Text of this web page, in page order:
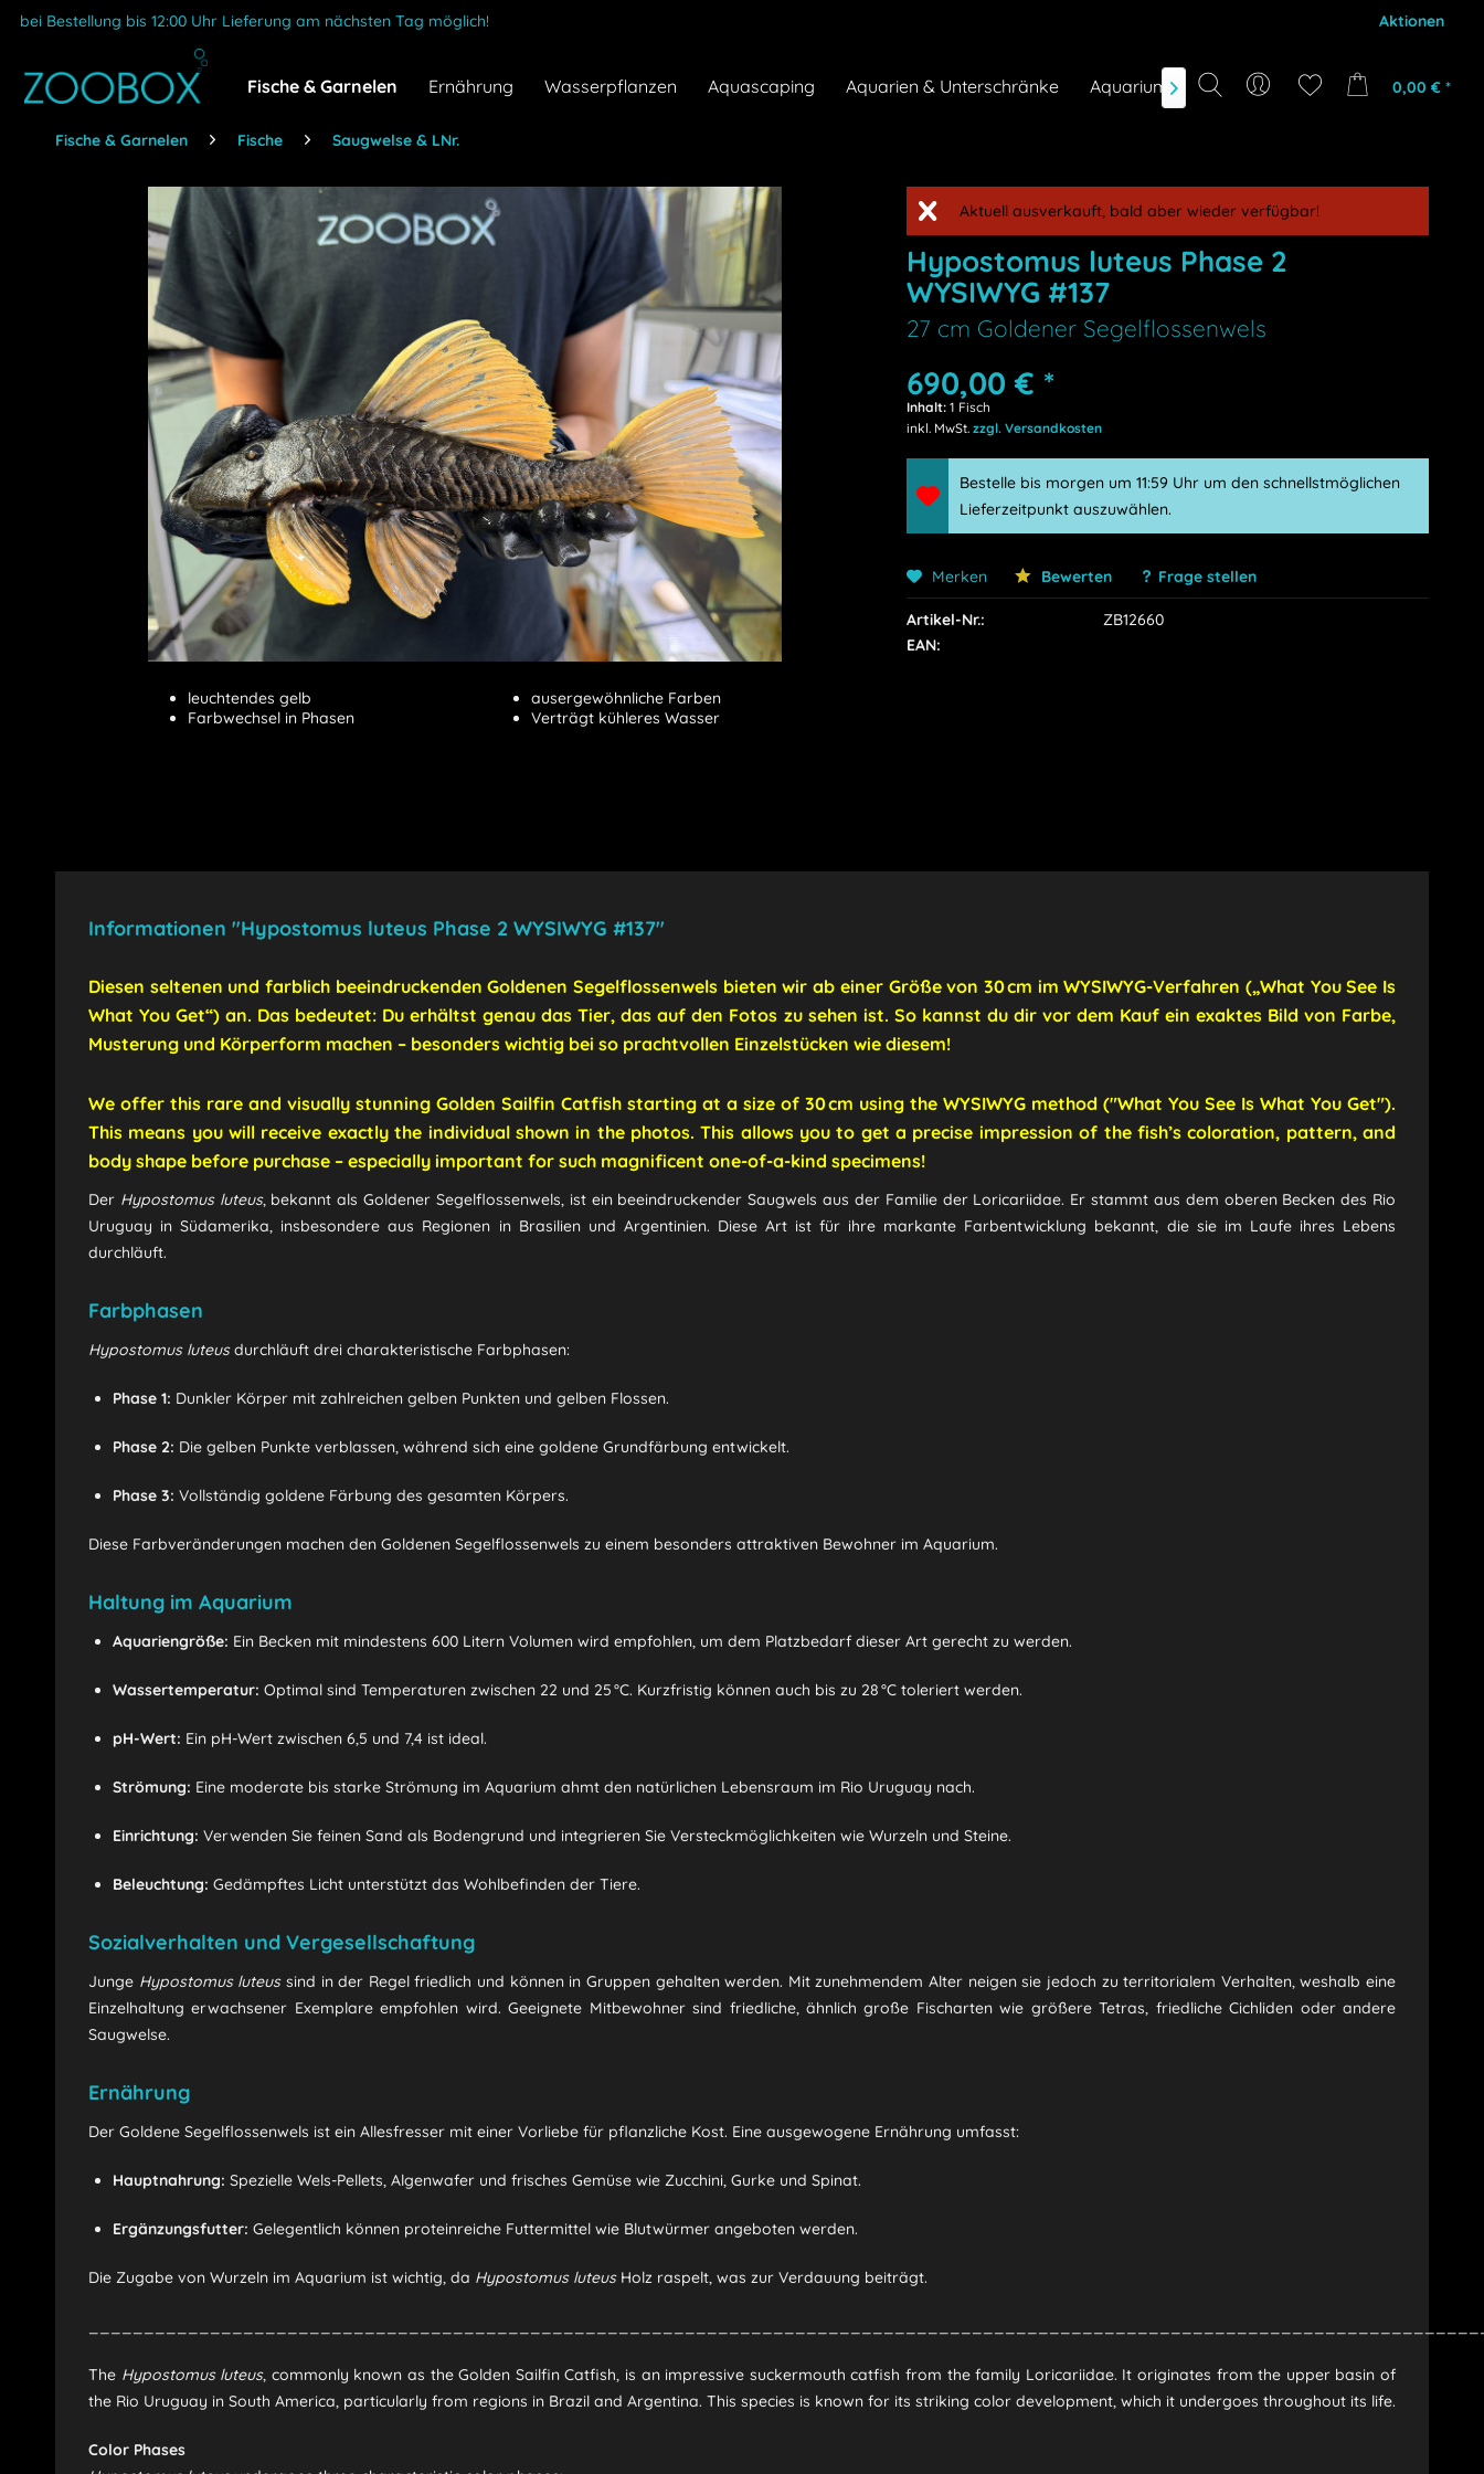
bei Bestellung bis 12:00 Uhr Lieferung am nächsten Tag möglich! Aktionen
0,00 € *
Fische & Garnelen Ernährung Wasserpflanzen Aquascaping Aquarien & Unterschränke Aquarium-Zubehör Gutscheine Marken

Fische & Garnelen Fische Saugwelse & LNr.
leuchtendes gelb
ausergewöhnliche Farben
Farbwechsel in Phasen
Verträgt kühleres Wasser
Aktuell ausverkauft, bald aber wieder verfügbar!
Hypostomus luteus Phase 2
WYSIWYG #137
27 cm Goldener Segelflossenwels
690,00 € *
Inhalt:1 Fisch
inkl. MwSt.zzgl. Versandkosten
Bestelle bis morgen um 11:59 Uhr um den schnellstmöglichen
Lieferzeitpunkt auszuwählen.
Merken Bewerten Frage stellen
Artikel-Nr.:
ZB12660
EAN:
Informationen "Hypostomus luteus Phase 2 WYSIWYG #137"
Diesen seltenen und farblich beeindruckenden Goldenen Segelflossenwels bieten wir ab einer Größe von 30 cm im WYSIWYG-Verfahren („What You See Is
What You Get“) an. Das bedeutet: Du erhältst genau das Tier, das auf den Fotos zu sehen ist. So kannst du dir vor dem Kauf ein exaktes Bild von Farbe,
Musterung und Körperform machen – besonders wichtig bei so prachtvollen Einzelstücken wie diesem!
We offer this rare and visually stunning Golden Sailfin Catfish starting at a size of 30 cm using the WYSIWYG method ("What You See Is What You Get").
This means you will receive exactly the individual shown in the photos. This allows you to get a precise impression of the fish’s coloration, pattern, and
body shape before purchase – especially important for such magnificent one-of-a-kind specimens!
Der Hypostomus luteus, bekannt als Goldener Segelflossenwels, ist ein beeindruckender Saugwels aus der Familie der Loricariidae. Er stammt aus dem oberen Becken des Rio
Uruguay in Südamerika, insbesondere aus Regionen in Brasilien und Argentinien. Diese Art ist für ihre markante Farbentwicklung bekannt, die sie im Laufe ihres Lebens
durchläuft.
Farbphasen
Hypostomus luteusdurchläuft drei charakteristische Farbphasen:
Phase 1: Dunkler Körper mit zahlreichen gelben Punkten und gelben Flossen.
Phase 2: Die gelben Punkte verblassen, während sich eine goldene Grundfärbung entwickelt.
Phase 3: Vollständig goldene Färbung des gesamten Körpers.
Diese Farbveränderungen machen den Goldenen Segelflossenwels zu einem besonders attraktiven Bewohner im Aquarium.
Haltung im Aquarium
Aquariengröße: Ein Becken mit mindestens 600 Litern Volumen wird empfohlen, um dem Platzbedarf dieser Art gerecht zu werden.
Wassertemperatur: Optimal sind Temperaturen zwischen 22 und 25 °C. Kurzfristig können auch bis zu 28 °C toleriert werden.
pH-Wert: Ein pH-Wert zwischen 6,5 und 7,4 ist ideal.
Strömung: Eine moderate bis starke Strömung im Aquarium ahmt den natürlichen Lebensraum im Rio Uruguay nach.
Einrichtung: Verwenden Sie feinen Sand als Bodengrund und integrieren Sie Versteckmöglichkeiten wie Wurzeln und Steine.
Beleuchtung: Gedämpftes Licht unterstützt das Wohlbefinden der Tiere.
Sozialverhalten und Vergesellschaftung
Junge Hypostomus luteussind in der Regel friedlich und können in Gruppen gehalten werden. Mit zunehmendem Alter neigen sie jedoch zu territorialem Verhalten, weshalb eine
Einzelhaltung erwachsener Exemplare empfohlen wird. Geeignete Mitbewohner sind friedliche, ähnlich große Fischarten wie größere Tetras, friedliche Cichliden oder andere
Saugwelse.
Ernährung
Der Goldene Segelflossenwels ist ein Allesfresser mit einer Vorliebe für pflanzliche Kost. Eine ausgewogene Ernährung umfasst:
Hauptnahrung: Spezielle Wels-Pellets, Algenwafer und frisches Gemüse wie Zucchini, Gurke und Spinat.
Ergänzungsfutter: Gelegentlich können proteinreiche Futtermittel wie Blutwürmer angeboten werden.
Die Zugabe von Wurzeln im Aquarium ist wichtig, da Hypostomus luteusHolz raspelt, was zur Verdauung beiträgt.
The Hypostomus luteus, commonly known as the Golden Sailfin Catfish, is an impressive suckermouth catfish from the family Loricariidae. It originates from the upper basin of
the Rio Uruguay in South America, particularly from regions in Brazil and Argentina. This species is known for its striking color development, which it undergoes throughout its life.
Color Phases